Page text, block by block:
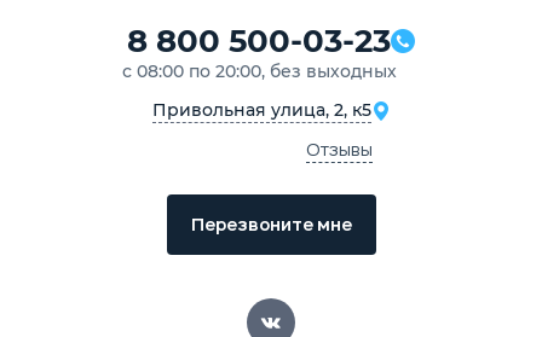
8 800 500-03-23
с 08:00 по 20:00, без выходных
Привольная улица, 2, к5
Отзывы
Перезвоните мне